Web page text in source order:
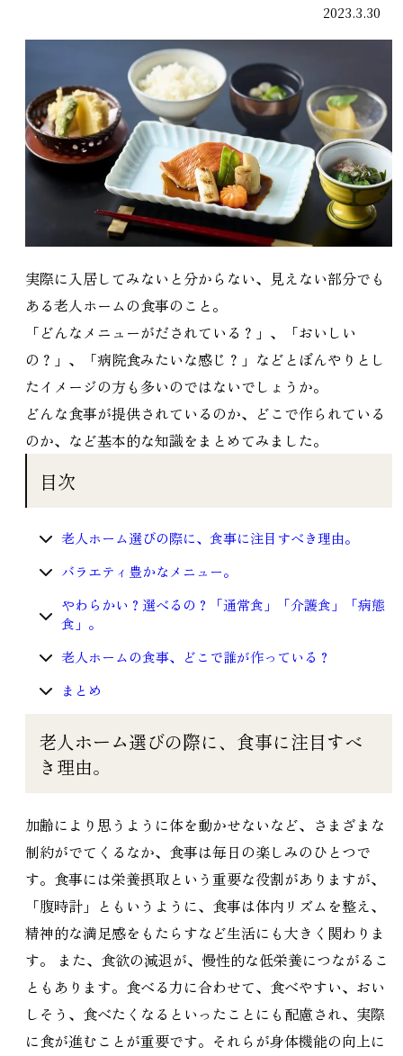
2023.3.30
実際に入居してみないと分からない、見えない部分でも
ある老人ホームの食事のこと。
「どんなメニューがだされている？」、「おいしい
の？」、「病院食みたいな感じ？」などとぼんやりとし
たイメージの方も多いのではないでしょうか。
どんな食事が提供されているのか、どこで作られている
のか、など基本的な知識をまとめてみました。
目次
老人ホーム選びの際に、食事に注目すべき理由。
バラエティ豊かなメニュー。
やわらかい？選べるの？「通常食」「介護食」「病態
食」。
老人ホームの食事、どこで誰が作っている？
まとめ
老人ホーム選びの際に、食事に注目すべ
き理由。
加齢により思うように体を動かせないなど、さまざまな
制約がでてくるなか、食事は毎日の楽しみのひとつで
す。食事には栄養摂取という重要な役割がありますが、
「腹時計」ともいうように、食事は体内リズムを整え、
精神的な満足感をもたらすなど生活にも大きく関わりま
す。 また、食欲の減退が、慢性的な低栄養につながるこ
ともあります。食べる力に合わせて、食べやすい、おい
しそう、食べたくなるといったことにも配慮され、実際
に食が進むことが重要です。それらが身体機能の向上に